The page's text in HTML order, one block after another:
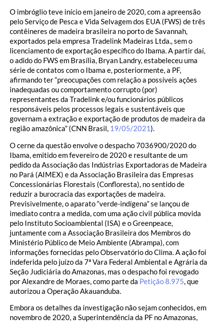
O imbróglio teve início em janeiro de 2020, com a apreensão
pelo Serviço de Pesca e Vida Selvagem dos EUA (FWS) de três
contêineres de madeira brasileira no porto de Savannah,
exportados pela empresa Tradelink Madeiras Ltda., sem o
licenciamento de exportação específico do Ibama. A partir daí,
o adido do FWS em Brasília, Bryan Landry, estabeleceu uma
série de contatos com o Ibama e, posteriormente, a PF,
afirmando ter “preocupações com relação a possíveis ações
inadequadas ou comportamento corrupto (por)
representantes da Tradelink e/ou funcionários públicos
responsáveis pelos processos legais e sustentáveis que
governam a extração e exportação de produtos de madeira da
região amazônica” (CNN Brasil, 19/05/2021).
O cerne da questão envolve o despacho 7036900/2020 do
Ibama, emitido em fevereiro de 2020 e resultante de um
pedido da Associação das Indústrias Exportadoras de Madeira
no Pará (AIMEX) e da Associação Brasileira das Empresas
Concessionárias Florestais (Confloresta), no sentido de
reduzir a burocracia das exportações de madeira.
Previsivelmente, o aparato “verde-indígena” se lançou de
imediato contra a medida, com uma ação civil pública movida
pelo Instituto Socioambiental (ISA) e o Greenpeace,
juntamente com a Associação Brasileira dos Membros do
Ministério Público de Meio Ambiente (Abrampa), com
informações fornecidas pelo Observatório do Clima. A ação foi
indeferida pelo juízo da 7ª Vara Federal Ambiental e Agrária da
Seção Judiciária do Amazonas, mas o despacho foi revogado
por Alexandre de Moraes, como parte da Petição 8.975 , que
autorizou a Operação Akauanduba.
Embora os detalhes da investigação não sejam conhecidos, em
novembro de 2020, a Superintendência da PF no Amazonas,